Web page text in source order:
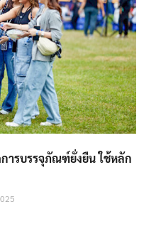
ารบรรจุภัณฑ์ยั่งยืน ใช้หลัก